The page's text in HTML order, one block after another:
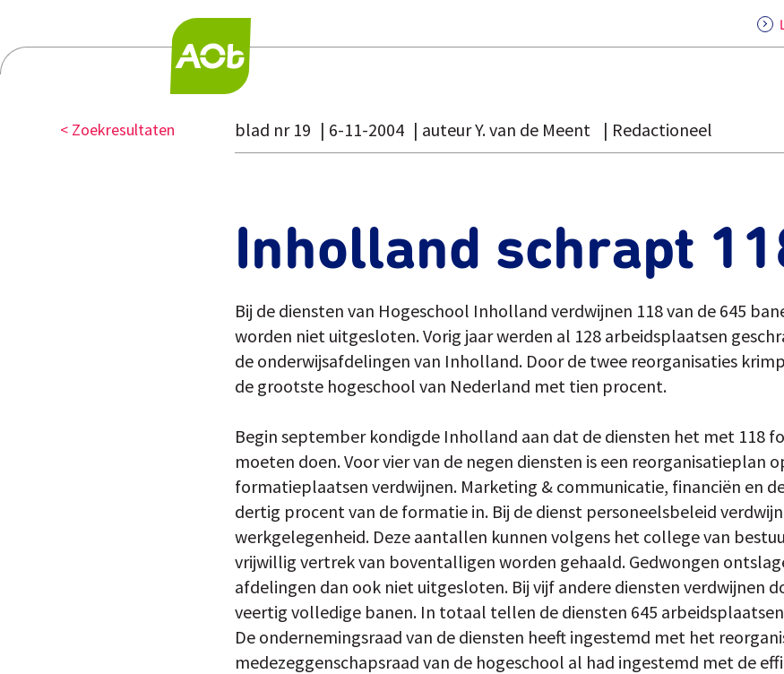
< Zoekresultaten blad nr 19 6-11-2004 auteur Y. van de Meent Redactioneel
Inholland schrapt
Bij de diensten van Hogeschool Inholland verdwijnen 118 van de 645
worden niet uitgesloten. Vorig jaar werden al 128 arbeidsplaatsen
de onderwijsafdelingen van Inholland. Door de twee reorganisaties
de grootste hogeschool van Nederland met tien procent.
Begin september kondigde Inholland aan dat de diensten het met 118
moeten doen. Voor vier van de negen diensten is een reorganisatieplan
formatieplaatsen verdwijnen. Marketing & communicatie, financiën en
dertig procent van de formatie in. Bij de dienst personeelsbeleid
werkgelegenheid. Deze aantallen kunnen volgens het college van
vrijwillig vertrek van boventalligen worden gehaald. Gedwongen
afdelingen dan ook niet uitgesloten. Bij vijf andere diensten verdwijnen
veertig volledige banen. In totaal tellen de diensten 645
De ondernemingsraad van de diensten heeft ingestemd met het
medezeggenschapsraad van de hogeschool al had ingestemd met de